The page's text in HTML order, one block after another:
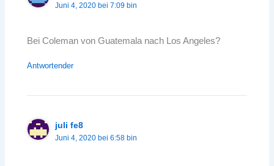
Juni 4, 2020 bei 7:09 bin
Bei Coleman von Guatemala nach Los Angeles?
Antwortender
juli fe8
Juni 4, 2020 bei 6:58 bin